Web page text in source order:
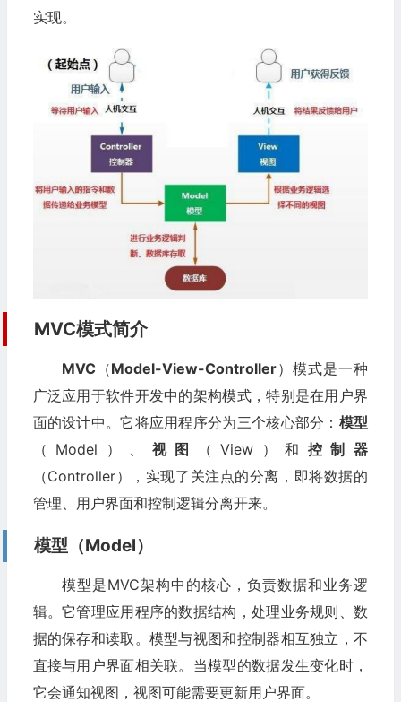
实现。
MVC模式简介
MVC （Model-View-Controller）模式是一种
广泛应用于软件开发中的架构模式，特别是在用户界
面的设计中。它将应用程序分为三个核心部分： 模型
（Model）、 视图 （View）和 控制器
（Controller），实现了关注点的分离，即将数据的
管理、用户界面和控制逻辑分离开来。
模型（Model）
模型是MVC架构中的核心，负责数据和业务逻
辑。它管理应用程序的数据结构，处理业务规则、数
据的保存和读取。模型与视图和控制器相互独立，不
直接与用户界面相关联。当模型的数据发生变化时，
它会通知视图，视图可能需要更新用户界面。